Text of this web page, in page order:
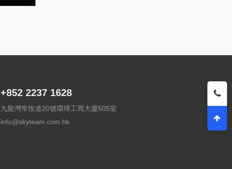
+852 2237 1628
九龍灣常悅道20號環球工商大廈505室
info@skyteam.com.hk